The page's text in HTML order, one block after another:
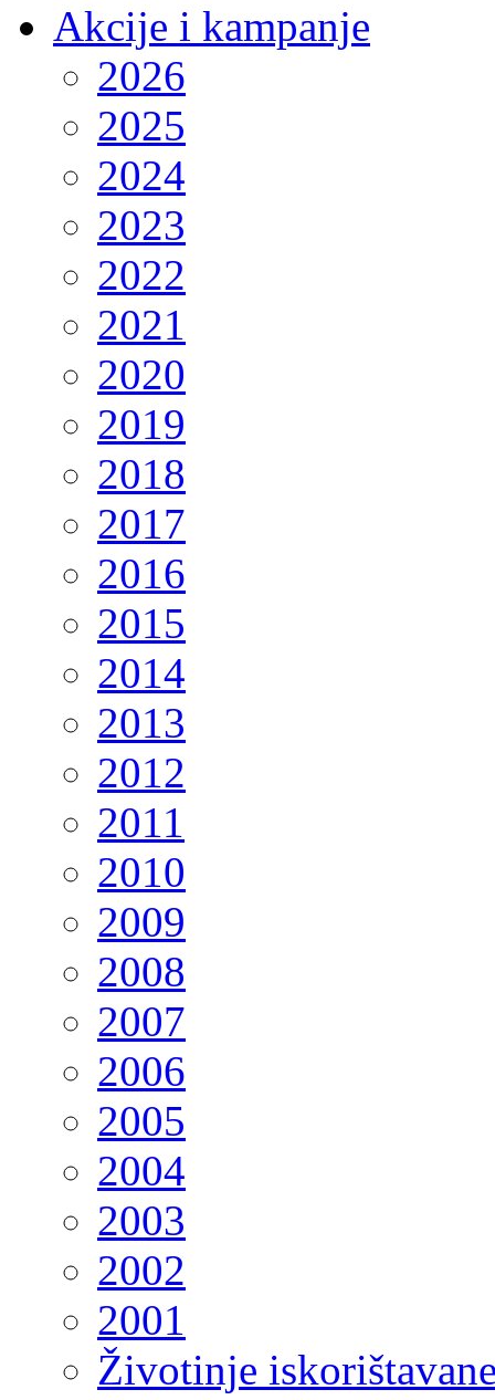
Akcije i kampanje
2026
2025
2024
2023
2022
2021
2020
2019
2018
2017
2016
2015
2014
2013
2012
2011
2010
2009
2008
2007
2006
2005
2004
2003
2002
2001
Životinje